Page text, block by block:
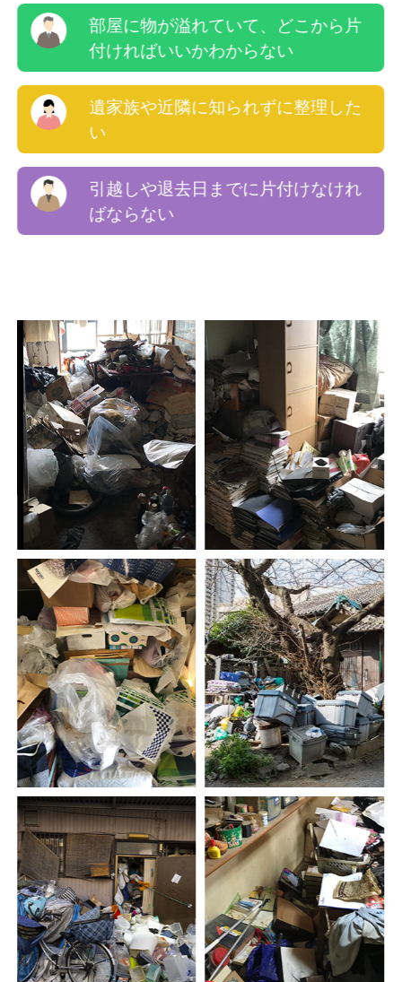
部屋に物が溢れていて、どこから片
付ければいいかわからない
遺家族や近隣に知られずに整理した
い
引越しや退去日までに片付けなけれ
ばならない